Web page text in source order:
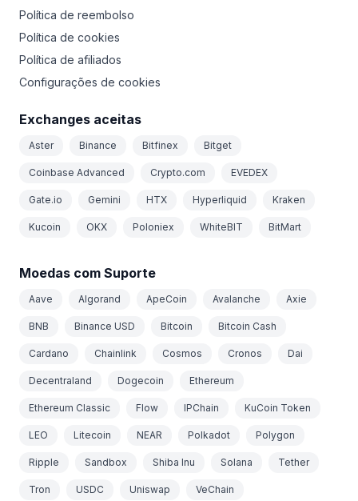
Política de reembolso
Política de cookies
Política de afiliados
Configurações de cookies
Exchanges aceitas
Aster Binance Bitfinex Bitget
Coinbase Advanced Crypto.com EVEDEX
Gate.io Gemini HTX Hyperliquid Kraken
Kucoin OKX Poloniex WhiteBIT BitMart
Moedas com Suporte
Aave Algorand ApeCoin Avalanche Axie
BNB Binance USD Bitcoin Bitcoin Cash
Cardano Chainlink Cosmos Cronos Dai
Decentraland Dogecoin Ethereum
Ethereum Classic Flow IPChain KuCoin Token
LEO Litecoin NEAR Polkadot Polygon
Ripple Sandbox Shiba Inu Solana Tether
Tron USDC Uniswap VeChain